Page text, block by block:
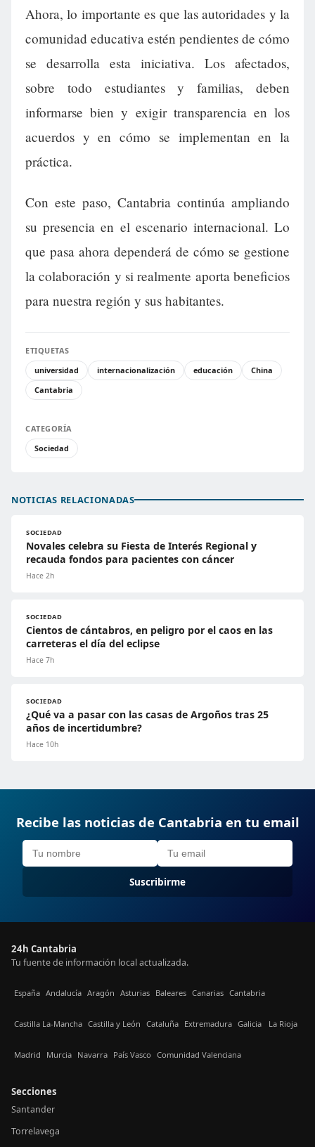
Ahora, lo importante es que las autoridades y la
comunidad educativa estén pendientes de cómo
se desarrolla esta iniciativa. Los afectados,
sobre todo estudiantes y familias, deben
informarse bien y exigir transparencia en los
acuerdos y en cómo se implementan en la
práctica.
Con este paso, Cantabria continúa ampliando
su presencia en el escenario internacional. Lo
que pasa ahora dependerá de cómo se gestione
la colaboración y si realmente aporta beneficios
para nuestra región y sus habitantes.
ETIQUETAS
universidad
internacionalización educación
China
Cantabria
CATEGORÍA
Sociedad
NOTICIAS RELACIONADAS
SOCIEDAD
Novales celebra su Fiesta de Interés Regional y
recauda fondos para pacientes con cáncer
Hace 2h
SOCIEDAD
Cientos de cántabros, en peligro por el caos en las
carreteras el día del eclipse
Hace 7h
SOCIEDAD
¿Qué va a pasar con las casas de Argoños tras 25
años de incertidumbre?
Hace 10h
Recibe las noticias de Cantabria en tu email
Suscribirme
24h Cantabria
Tu fuente de información local actualizada.
España Andalucía Aragón Asturias Baleares Canarias Cantabria
Castilla La-Mancha Castilla y León Cataluña Extremadura Galicia La Rioja
Madrid Murcia Navarra País Vasco Comunidad Valenciana
Secciones
Santander
Torrelavega